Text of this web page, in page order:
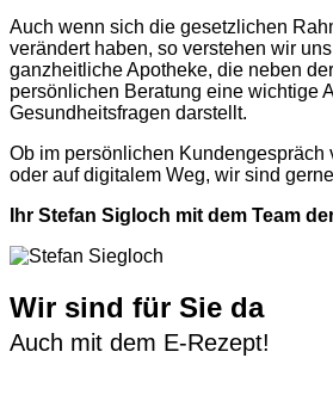
Auch wenn sich die gesetzlichen
verändert haben, so verstehen wir
ganzheitliche Apotheke, die neben
persönlichen Beratung eine wichtige
Gesundheitsfragen darstellt.
Ob im persönlichen Kundengespräch
oder auf digitalem Weg, wir sind
Ihr Stefan Sigloch mit dem Team
Wir sind für Sie da
Auch mit dem E-Rezept!